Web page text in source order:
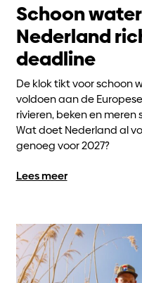
Schoon
Nederland
deadline
De klok tikt voor schoon
voldoen aan de
rivieren, beken en
Wat doet Nederland al
genoeg voor 2027?
Lees meer